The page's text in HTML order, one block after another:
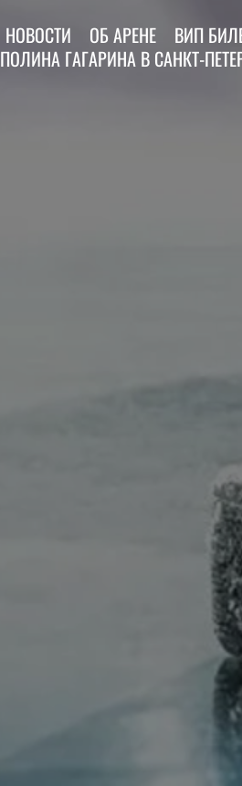
НОВОСТИ ОБ АРЕНЕ ВИП
ПОЛИНА ГАГАРИНА В САНКТ-